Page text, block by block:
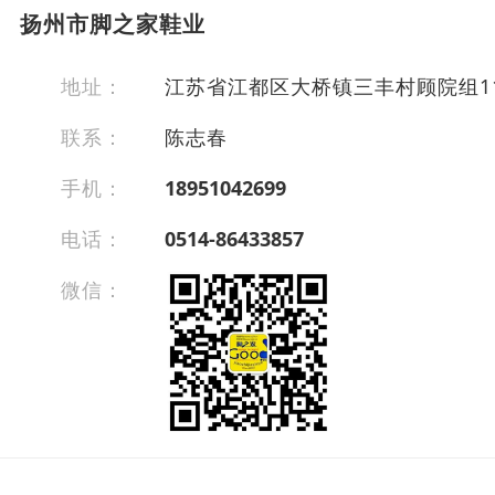
扬州市脚之家鞋业
地址：
江苏省江都区大桥镇三丰村顾院组
联系：
陈志春
手机：
18951042699
电话：
0514-86433857
微信：